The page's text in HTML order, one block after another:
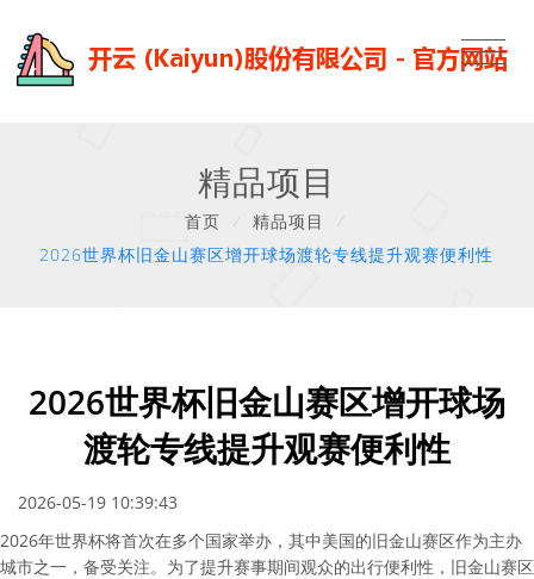
精品项目
首页 精品项目
2026世界杯旧金山赛区增开球场渡轮专线提升观赛便利性
2026世界杯旧金山赛区增开球场
渡轮专线提升观赛便利性
2026-05-19 10:39:43
2026年世界杯将首次在多个国家举办，其中美国的旧金山赛区作为主办
城市之一，备受关注。为了提升赛事期间观众的出行便利性，旧金山赛区